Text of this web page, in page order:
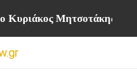
ο Κυριάκος Μητσοτάκης με